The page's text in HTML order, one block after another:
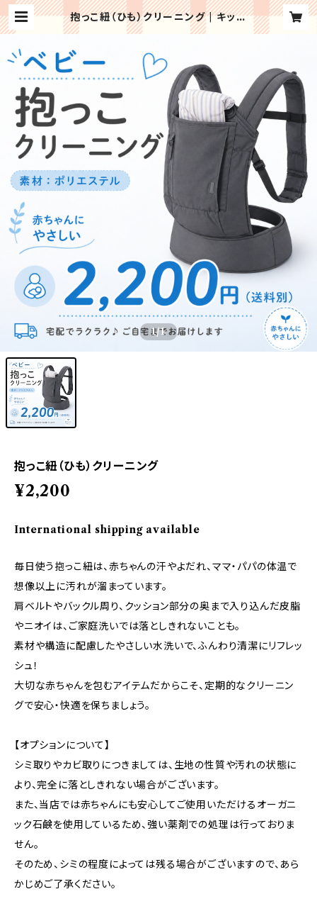
抱っこ紐（ひも）クリーニング | キッズ
ぽけっと
1/1
抱っこ紐（ひも）クリーニング
¥2,200
International shipping available
毎日使う抱っこ紐は、赤ちゃんの汗やよだれ、ママ・パパの体温で
想像以上に汚れが溜まっています。
肩ベルトやバックル周り、クッション部分の奥まで入り込んだ皮脂
やニオイは、ご家庭洗いでは落としきれないことも。
素材や構造に配慮したやさしい水洗いで、ふんわり清潔にリフレッ
シュ！
大切な赤ちゃんを包むアイテムだからこそ、定期的なクリーニン
グで安心・快適を保ちましょう。
【オプションについて】
シミ取りやカビ取りにつきましては、生地の性質や汚れの状態に
より、完全に落としきれない場合がございます。
また、当店では赤ちゃんにも安心してご使用いただけるオーガニ
ック石鹸を使用しているため、強い薬剤での処理は行っておりま
せん。
そのため、シミの程度によっては残る場合がございますので、あら
かじめご了承ください。